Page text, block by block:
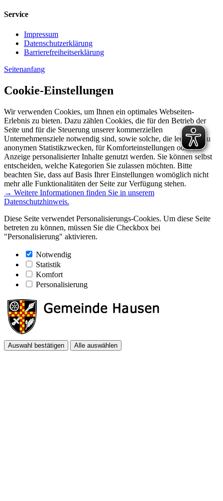
Service
Impressum
Datenschutzerklärung
Barrierefreiheitserklärung
Seitenanfang
Cookie-Einstellungen
Wir verwenden Cookies, um Ihnen ein optimales Webseiten-
Erlebnis zu bieten. Dazu zählen Cookies, die für den Betrieb der
Seite und für die Steuerung unserer kommerziellen
Unternehmensziele notwendig sind, sowie solche, die lediglich zu
anonymen Statistikzwecken, für Komforteinstellungen oder zur
Anzeige personalisierter Inhalte genutzt werden. Sie können selbst
entscheiden, welche Kategorien Sie zulassen möchten. Bitte
beachten Sie, dass auf Basis Ihrer Einstellungen womöglich nicht
mehr alle Funktionalitäten der Seite zur Verfügung stehen.
→ Weitere Informationen finden Sie in unserem
Datenschutzhinweis.
Diese Seite verwendet Personalisierungs-Cookies. Um diese Seite
betreten zu können, müssen Sie die Checkbox bei
"Personalisierung" aktivieren.
Notwendig
Statistik
Komfort
Personalisierung
Auswahl bestätigen Alle auswählen